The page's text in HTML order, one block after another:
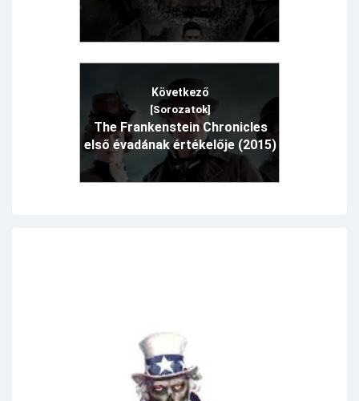
Következő
[Sorozatok]
The Frankenstein Chronicles
első évadának értékelője (2015)